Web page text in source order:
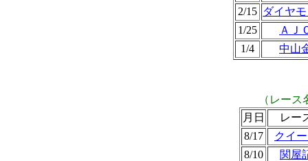
2/15 ダイヤ
1/25
ＡＪ
1/4
中山
（レー
月日
レー
8/17
クイ
8/10
関屋